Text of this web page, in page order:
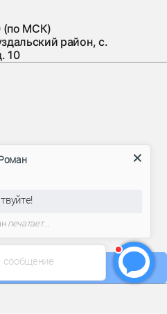
(по МСК)
район, с.
10
звонок
сообщение
печатает...